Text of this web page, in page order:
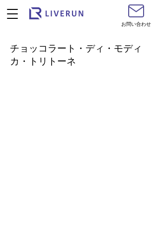
お問い合わせ
チョッコラート・ディ・モディ
カ・トリトーネ